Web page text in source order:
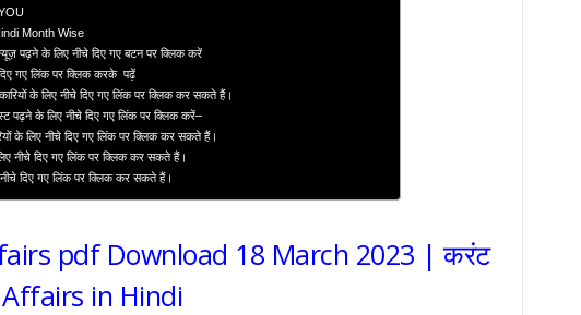
Month Wise
पढ़ने के लिए नीचे दिए गए बटन पर क्लिक करें
गए लिंक पर क्लिक करके पढ़ें
के लिए नीचे दिए गए लिंक पर क्लिक कर सकते हैं।
पढ़ने के लिए नीचे दिए गए लिंक पर क्लिक करें–
के लिए नीचे दिए गए लिंक पर क्लिक कर सकते हैं।
नीचे दिए गए लिंक पर क्लिक कर सकते हैं।
नीचे दिए गए लिंक पर क्लिक कर सकते हैं।
pdf Download 18 March 2023 | करंट
in Hindi